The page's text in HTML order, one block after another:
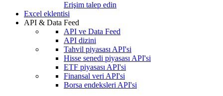
Erişim talep edin
Excel eklentisi
API & Data Feed
API ve Data Feed
API dizini
Tahvil piyasası API'si
Hisse senedi piyasası API'si
ETF piyasası API'si
Finansal veri API'si
Borsa endeksleri API'si